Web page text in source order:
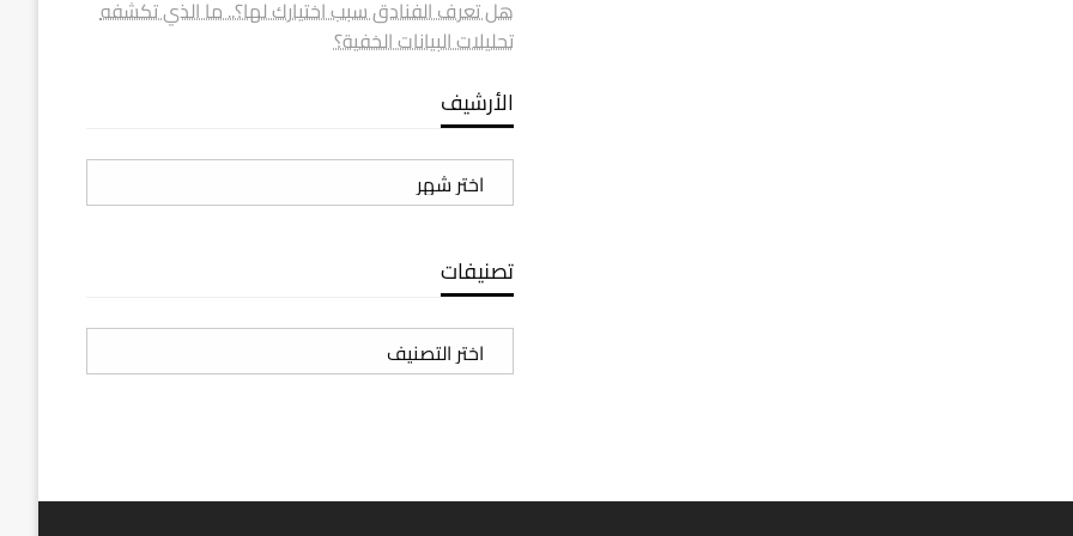
هل تعرف الفنادق سبب اختيارك لها؟.. ما الذي تكشفه
تحليلات البيانات الخفية؟
الأرشيف
الأرشيف
تصنيفات
تصنيفات